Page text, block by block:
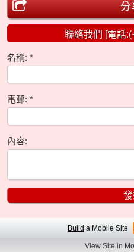
分
聯絡我們 [電話
名稱:
電郵:
內容:
Build a Mobile Site
View Site in